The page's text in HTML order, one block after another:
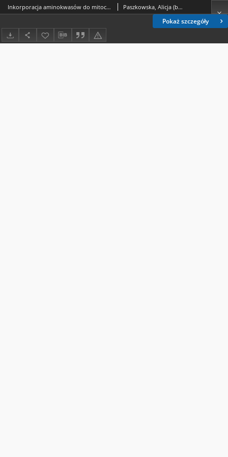
Pokaż szczegóły
Inkorporacja aminokwasów do mitochondriów mózgowych in vitro Paszkowska, Alicja (biochemia).